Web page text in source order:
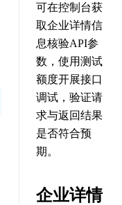
可在控制台获
取企业详情信
息核验API参
数，使用测试
额度开展接口
调试，验证请
求与返回结果
是否符合预
期。
企业详情